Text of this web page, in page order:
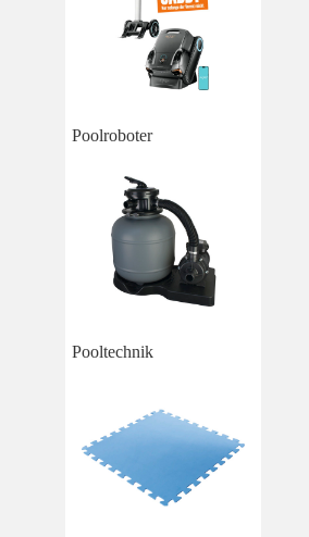
Poolroboter
Pooltechnik